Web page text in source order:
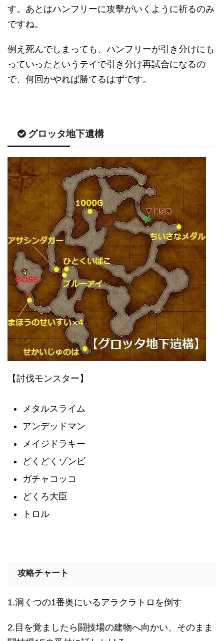
す。あとはハンフリーに攻擊がいくように祈るのみ
ですね。
例え死んでしまっても、ハンフリーが引き分けにも
っていったというテイで引き分け再試合になるの
で、何回かやれば勝てるはずです。
グロッタ地下遺構
【討伐モンスター】
メタルスライム
アンデッドマン
メイジドラキー
どくどくゾンビ
ガチャコッコ
どくろ大臣
トロル
攻略チャート
1.洞くつの1番奥にいるアラクラトロを倒す
2.目を覚ましたら闘技場の建物へ向かい、そのまま